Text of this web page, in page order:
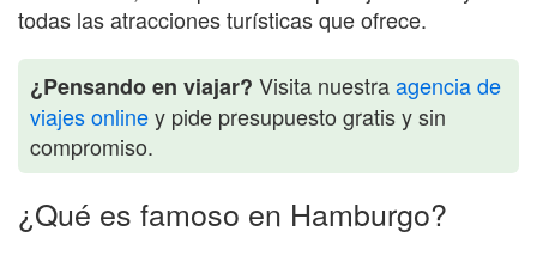
todas las atracciones turísticas que ofrece.
¿Pensando en viajar? Visita nuestraagencia de
viajes onliney pide presupuesto gratis y sin
compromiso.
¿Qué es famoso en Hamburgo?